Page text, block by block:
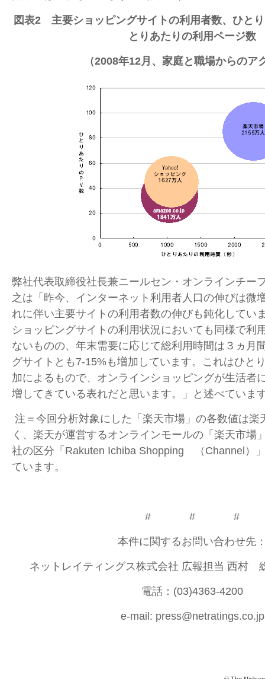
図表2 主要ショッピングサイトの利用者数、ひと
とりあたりの利用ページ数
（2008年12月、家庭と職場からのア
弊社代表取締役社長兼ニールセン・オンラインチー
之は「昨今、インターネット利用者人口の伸びは微
れに伴い主要サイトの利用者数の伸びも鈍化してい
ショッピングサイトの利用状況においても同様で利
ないものの、年末需要に応じて総利用時間は３ヵ月
グサイトとも7-15%も増加しています。これはひと
加によるもので、オンラインショッピングが生活者
増してきている表れだと思います。」と述べていま
注＝今回分析対象にした「楽天市場」の各数値は楽
く、楽天が運営するオンラインモールの「楽天市場
社の区分「Rakuten Ichiba Shopping （Channel）
ています。
# # #
本件に関するお問い合わせ先
ネットレイティングス株式会社 広報担当 西村
電話：(03)4363-4200
e-mail: press@netratings.co.jp